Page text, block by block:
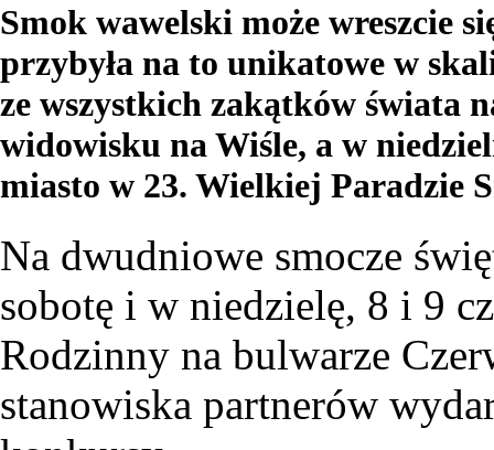
Smok wawelski może wreszcie
przybyła na to unikatowe w
ze wszystkich zakątków świata
widowisku na Wiśle, a w
miasto w 23. Wielkiej Paradzie
Na dwudniowe smocze
sobotę i w niedzielę, 8 i 9
Rodzinny na bulwarze
stanowiska partnerów